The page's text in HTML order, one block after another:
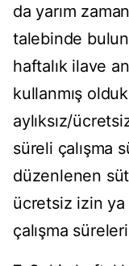
da yarım
talebinde
haftalık ilave
kullanmış
aylıksız/
süreli çalışma
düzenlenen
ücretsiz izin ya
çalışma